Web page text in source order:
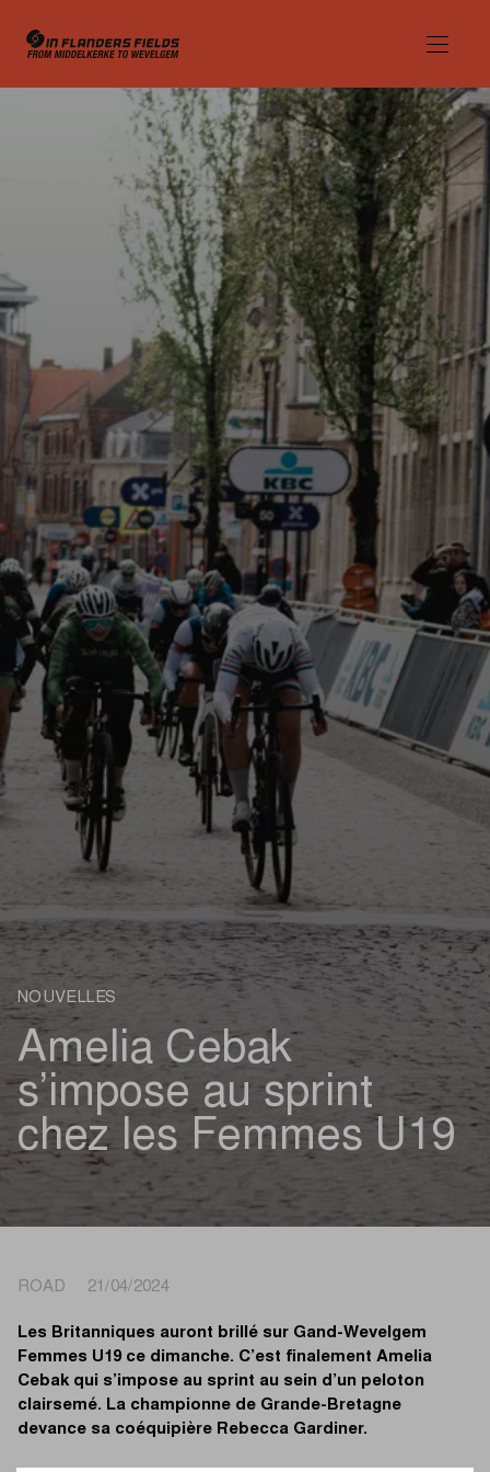
NOUVELLES
Amelia Cebak
s’impose au sprint
chez les Femmes U19
ROAD 21/04/2024
Les Britanniques auront brillé sur Gand-Wevelgem
Femmes U19 ce dimanche. C’est finalement Amelia
Cebak qui s’impose au sprint au sein d’un peloton
clairsemé. La championne de Grande-Bretagne
devance sa coéquipière Rebecca Gardiner.